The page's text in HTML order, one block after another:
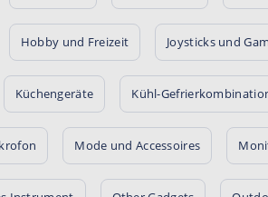
Hobby und Freizeit Joysticks und
Küchengeräte Kühl-
Mode und Accessoires